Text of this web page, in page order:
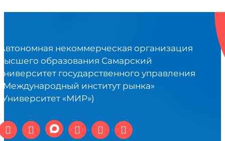
некоммерческая организация
образования Самарский
государственного управления
институт рынка»
«МИР»)